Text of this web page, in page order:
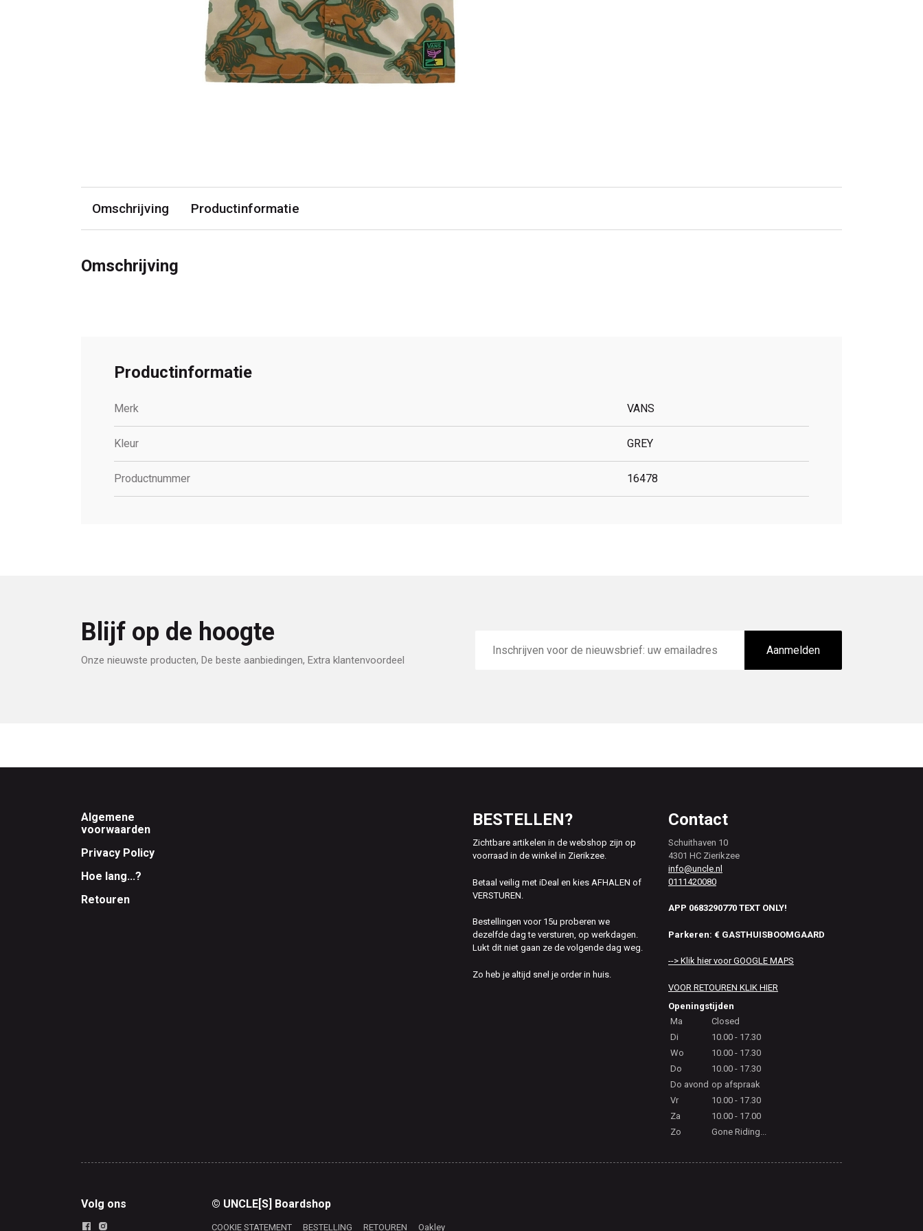
Omschrijving Productinformatie
Omschrijving
Productinformatie
Merk VANS
Kleur GREY
Productnummer 16478
Blijf op de hoogte
Onze nieuwste producten, De beste aanbiedingen, Extra klantenvoordeel
mailadres
Aanmelden
Footer
Algemene
voorwaarden
Privacy Policy
Hoe lang...?
Retouren
BESTELLEN?
Zichtbare artikelen in de webshop zijn op
voorraad in de winkel in Zierikzee.
Betaal veilig met iDeal en kies AFHALEN of
VERSTUREN.
Bestellingen voor 15u proberen we
dezelfde dag te versturen, op werkdagen.
Lukt dit niet gaan ze de volgende dag weg.
Zo heb je altijd snel je order in huis.
Contact
Schuithaven 10
4301 HC Zierikzee
info@uncle.nl
0111420080
APP 0683290770 TEXT ONLY!
Parkeren: € GASTHUISBOOMGAARD
--> Klik hier voor GOOGLE MAPS
VOOR RETOUREN KLIK HIER
Openingstijden
Ma
Closed
Di
10.00 - 17.30
Wo
10.00 - 17.30
Do
10.00 - 17.30
Do avond op afspraak
Vr
10.00 - 17.30
Za
10.00 - 17.00
Zo
Gone Riding...
Volg ons © UNCLE[S] Boardshop
COOKIE STATEMENT BESTELLING RETOUREN Oakley